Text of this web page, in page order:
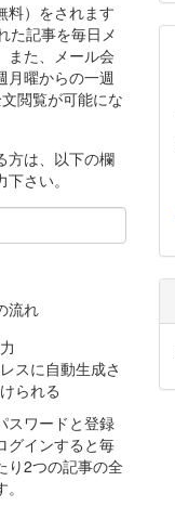
料）をされます
た記事を毎日メ
また、メール会
月曜からの一週
閲覧が可能にな
方は、以下の欄
さい。
流れ
スに自動生成さ
られる
スワードと登録
グインすると毎
り2つの記事の全